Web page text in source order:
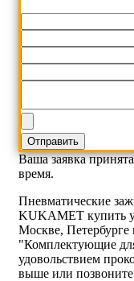
Ваша заявка
время.
Пневматические
KUKAMET купить у
Москве,
"Комплектующие
удовольствием
выше или